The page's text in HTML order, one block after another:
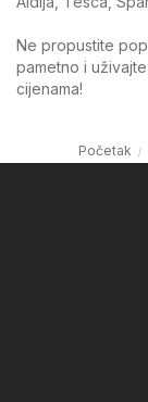
Ne propustite
pametno i
cijenama!
Početak